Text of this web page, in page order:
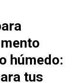
húmedo:
tus